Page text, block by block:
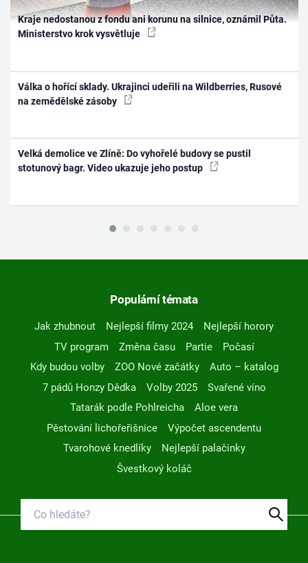
Kraje nedostanou z fondu ani korunu na silnice, oznámil Půta.
Ministerstvo krok vysvětluje
Válka o hořící sklady. Ukrajinci udeřili na Wildberries, Rusové
na zemědělské zásoby
Velká demolice ve Zlíně: Do vyhořelé budovy se pustil
stotunový bagr. Video ukazuje jeho postup
Populární témata
Jak zhubnout Nejlepší filmy 2024
Nejlepší horory
TV program
Změna času Partie
Počasí
Kdy budou volby
ZOO Nové začátky
Auto – katalog
7 pádů Honzy Dědka
Volby 2025
Svařené víno
Tatarák podle Pohlreicha
Aloe vera
Pěstování lichořeřišnice
Výpočet ascendentu
Tvarohové knedlíky
Nejlepší palačinky
Švestkový koláč